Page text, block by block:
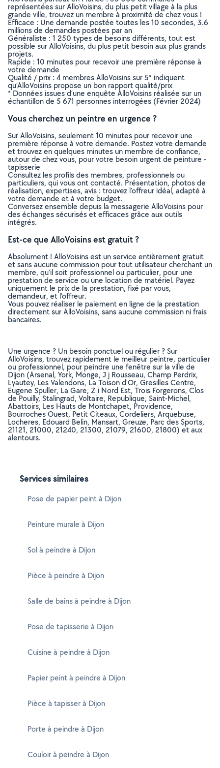
représentées sur AlloVoisins, du plus petit village à la plus
grande ville, trouvez un membre à proximité de chez vous !
Efficace : Une demande postée toutes les 10 secondes, 3.6
millions de demandes postées par an
Généraliste : 1 250 types de besoins différents, tout est
possible sur AlloVoisins, du plus petit besoin aux plus grands
projets.
Rapide : 10 minutes pour recevoir une première réponse à
votre demande
Qualité / prix : 4 membres AlloVoisins sur 5* indiquent
qu’AlloVoisins propose un bon rapport qualité/prix
* Données issues d’une enquête AlloVoisins réalisée sur un
échantillon de 5 671 personnes interrogées (Février 2024)
Vous cherchez un peintre en urgence ?
Sur AlloVoisins, seulement 10 minutes pour recevoir une
première réponse à votre demande. Postez votre demande
et trouvez en quelques minutes un membre de confiance,
autour de chez vous, pour votre besoin urgent de peinture -
tapisserie
Consultez les profils des membres, professionnels ou
particuliers, qui vous ont contacté. Présentation, photos de
réalisation, expertises, avis : trouvez l'offreur idéal, adapté à
votre demande et à votre budget.
Conversez ensemble depuis la messagerie AlloVoisins pour
des échanges sécurisés et efficaces grâce aux outils
intégrés.
Est-ce que AlloVoisins est gratuit ?
Absolument ! AlloVoisins est un service entièrement gratuit
et sans aucune commission pour tout utilisateur cherchant un
membre, qu’il soit professionnel ou particulier, pour une
prestation de service ou une location de matériel. Payez
uniquement le prix de la prestation, fixé par vous,
demandeur, et l’offreur.
Vous pouvez réaliser le paiement en ligne de la prestation
directement sur AlloVoisins, sans aucune commission ni frais
bancaires.
Une urgence ? Un besoin ponctuel ou régulier ? Sur
AlloVoisins, trouvez rapidement le meilleur peintre, particulier
ou professionnel, pour peindre une fenêtre sur la ville de
Dijon (Arsenal, York, Monge, J j Rousseau, Champ Perdrix,
Lyautey, Les Valendons, La Toison d'Or, Gresilles Centre,
Eugene Spuller, La Gare, Z i Nord Est, Trois Forgerons, Clos
de Pouilly, Stalingrad, Voltaire, Republique, Saint-Michel,
Abattoirs, Les Hauts de Montchapet, Providence,
Bourroches Ouest, Petit Citeaux, Cordeliers, Arquebuse,
Locheres, Edouard Belin, Mansart, Greuze, Parc des Sports,
21121, 21000, 21240, 21300, 21079, 21600, 21800) et aux
alentours.
Services similaires
Pose de papier peint à Dijon
Peinture murale à Dijon
Sol à peindre à Dijon
Pièce à peindre à Dijon
Salle de bains à peindre à Dijon
Pose de tapisserie à Dijon
Cuisine à peindre à Dijon
Papier peint à peindre à Dijon
Pièce à tapisser à Dijon
Porte à peindre à Dijon
Couloir à peindre à Dijon